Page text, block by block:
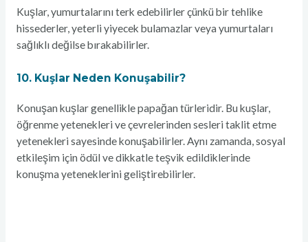
Kuşlar, yumurtalarını terk edebilirler çünkü bir tehlike
hissederler, yeterli yiyecek bulamazlar veya yumurtaları
sağlıklı değilse bırakabilirler.
10. Kuşlar Neden Konuşabilir?
Konuşan kuşlar genellikle papağan türleridir. Bu kuşlar,
öğrenme yetenekleri ve çevrelerinden sesleri taklit etme
yetenekleri sayesinde konuşabilirler. Aynı zamanda, sosyal
etkileşim için ödül ve dikkatle teşvik edildiklerinde
konuşma yeteneklerini geliştirebilirler.